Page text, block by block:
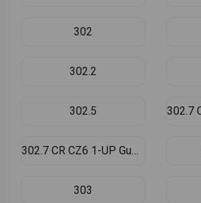
302
302.2
302.5
302.7 CR CZ6 1-UP Gummibælter
303